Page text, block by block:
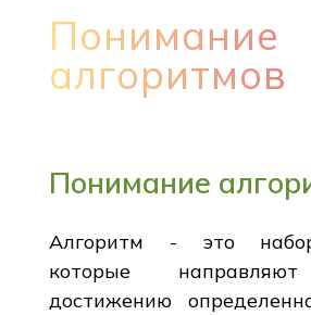
Понимание
алгоритмов
Понимание
Алгоритм - это
которые
достижению